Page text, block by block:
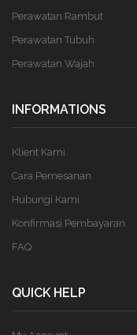
Perawatan Rambut
Perawatan Tubuh
Perawatan Wajah
INFORMATIONS
Klient Kami
Cara Pemesanan
Hubungi Kami
Konfirmasi Pembayaran
FAQ
QUICK HELP